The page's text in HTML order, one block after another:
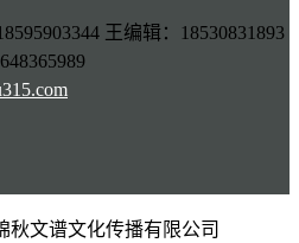
王编辑：18530831893
秋文谱文化传播有限公司